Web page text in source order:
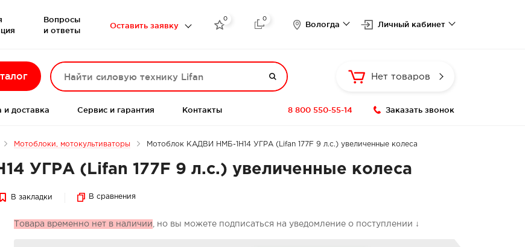
Вопросы
и ответы
Оставить заявку 
0

0
Вологда Личный кабинет
 Нет товаров
и доставка Сервис и гарантия Контакты 8 800 550-55-14 Заказать звонок
Мотоблоки, мотокультиваторы Мотоблок КАДВИ НМБ-1Н14 УГРА (Lifan 177F 9 л.с.) увеличенные колеса
УГРА (Lifan 177F 9 л.с.) увеличенные колеса
В закладки В сравнения
Товара временно нет в наличии , но вы можете подписаться на уведомление о поступлении ↓